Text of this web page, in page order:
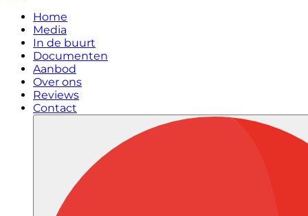
Home
Media
In de buurt
Documenten
Aanbod
Over ons
Reviews
Contact